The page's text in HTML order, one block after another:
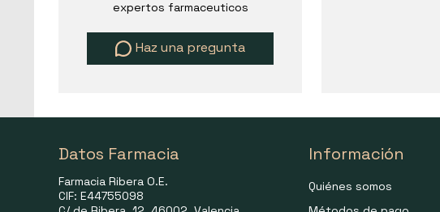
expertos farmaceuticos
Haz una pregunta
Datos Farmacia
Farmacia Ribera O.E.
CIF: E44755098
Información
Quiénes somos